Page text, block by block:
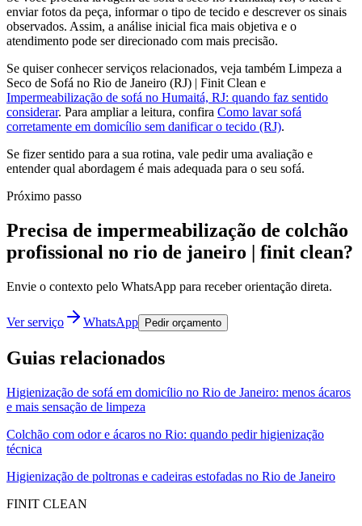
enviar fotos da peça, informar o tipo de tecido e descrever os sinais
observados. Assim, a análise inicial fica mais objetiva e o
atendimento pode ser direcionado com mais precisão.
Se quiser conhecer serviços relacionados, veja também Limpeza a
Seco de Sofá no Rio de Janeiro (RJ) | Finit Clean e
Impermeabilização de sofá no Humaitá, RJ: quando faz sentido
considerar. Para ampliar a leitura, confira Como lavar sofá
corretamente em domicílio sem danificar o tecido (RJ).
Se fizer sentido para a sua rotina, vale pedir uma avaliação e
entender qual abordagem é mais adequada para o seu sofá.
Próximo passo
Precisa de impermeabilização de colchão
profissional no rio de janeiro | finit clean?
Envie o contexto pelo WhatsApp para receber orientação direta.
Ver serviço WhatsApp Pedir orçamento
Guias relacionados
Higienização de sofá em domicílio no Rio de Janeiro: menos ácaros
e mais sensação de limpeza
Colchão com odor e ácaros no Rio: quando pedir higienização
técnica
Higienização de poltronas e cadeiras estofadas no Rio de Janeiro
FINIT CLEAN